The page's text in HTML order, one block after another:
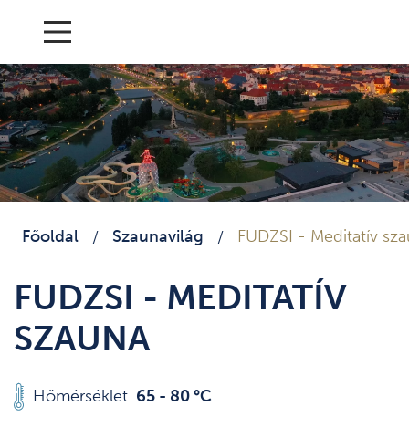
Főoldal / Szaunavilág / FUDZSI - Meditatív
FUDZSI - MEDITATÍV
SZAUNA
Hőmérséklet 65 - 80 °C